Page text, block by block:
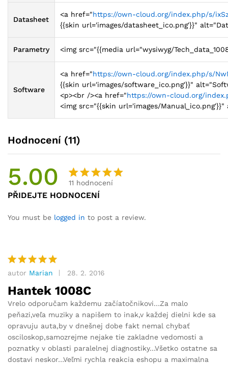
Datasheet
<a href="https://own-cloud.org/index.php/s/
{{skin url='images/datasheet_ico.png'}}"
Parametry <img src="{{media url="wysiwyg/
Software
<a href="https://own-cloud.org/index.php/s/
{{skin url='images/software_ico.png'}}"
<p><br /><a href="https://own-cloud.org/
<img src="{{skin url='images/
Hodnocení (11)
5.00
Hodnocen
o 5.00
5 na
9
11 hodnocení
PŘIDEJTE HODNOCENÍ
You must be logged in to post a review.
Hodnocení
5z 5
autor Marian 28. 2. 2016
Hantek 1008C
Vrelo odporučam každemu začíatočnikovi…Za malo
peňazi,veľa muziky a napišem to inak,v každej dielni kde sa
opravuju auta,by v dnešnej dobe fakt nemal chybať
osciloskop,samozrejme nejake tie zakladne vedomosti a
poznatky v oblasti paralelnej diagnostiky…Všetko ostatne sa
dostavi neskor…Veľmi rychla reakcia eshopu a maximalna